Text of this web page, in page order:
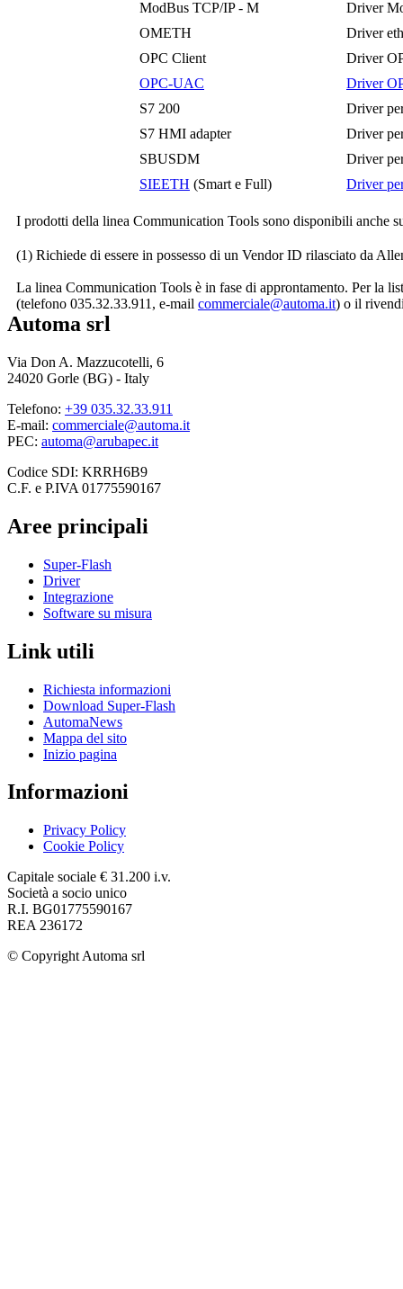
ModBus TCP/IP - M
Driver
OMETH
Driver
OPC Client
Driver
OPC-UAC
Driver
S7 200
Driver
S7 HMI adapter
Driver
SBUSDM
Driver
SIEETH (Smart e Full) Driver
I prodotti della linea Communication Tools sono disponibili anche
(1) Richiede di essere in possesso di un Vendor ID rilasciato da
La linea Communication Tools è in fase di approntamento. Per la
(telefono 035.32.33.911, e-mail commerciale@automa.it) o il
Automa srl
Via Don A. Mazzucotelli, 6
24020 Gorle (BG) - Italy
Telefono: +39 035.32.33.911
E-mail: commerciale@automa.it
PEC: automa@arubapec.it
Codice SDI: KRRH6B9
C.F. e P.IVA 01775590167
Aree principali
Super-Flash
Driver
Integrazione
Software su misura
Link utili
Richiesta informazioni
Download Super-Flash
AutomaNews
Mappa del sito
Inizio pagina
Informazioni
Privacy Policy
Cookie Policy
Capitale sociale € 31.200 i.v.
Società a socio unico
R.I. BG01775590167
REA 236172
© Copyright Automa srl